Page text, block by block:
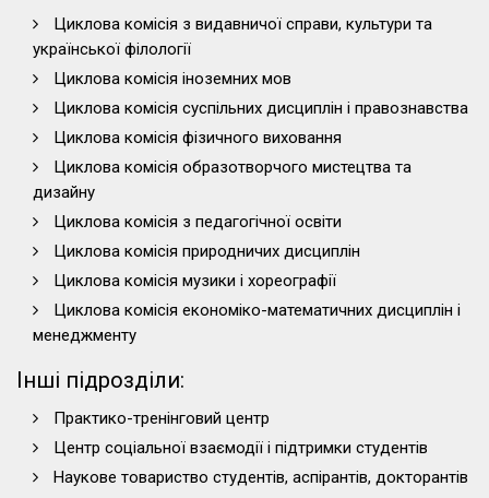
Циклова комісія з видавничої справи, культури та
української філології
Циклова комісія іноземних мов
Циклова комісія суспільних дисциплін і правознавства
Циклова комісія фізичного виховання
Циклова комісія образотворчого мистецтва та
дизайну
Циклова комісія з педагогічної освіти
Циклова комісія природничих дисциплін
Циклова комісія музики і хореографії
Циклова комісія економіко-математичних дисциплін і
менеджменту
Інші підрозділи:
Практико-тренінговий центр
Центр соціальної взаємодії і підтримки студентів
Наукове товариство студентів, аспірантів, докторантів